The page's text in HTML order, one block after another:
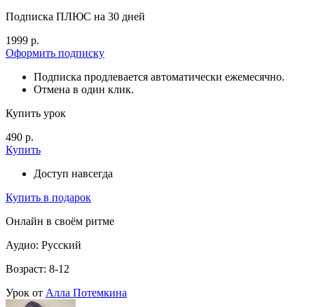
Подписка ПЛЮС на 30 дней
1999 р.
Оформить подписку
Подписка продлевается автоматически ежемесячно.
Отмена в один клик.
Купить урок
490 р.
Купить
Доступ навсегда
Купить в подарок
Онлайн в своём ритме
Аудио: Русский
Возраст: 8-12
Урок от Алла Потемкина